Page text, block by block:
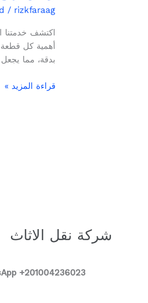
/ rizkfaraag
اكتشف خدمتنا
أهمية كل قطعة
بدقة، مما
اثاث
بڤيدة
التجمع
01004236023
قراءة المزيد »
شركة نقل الاثاث
+201004236023